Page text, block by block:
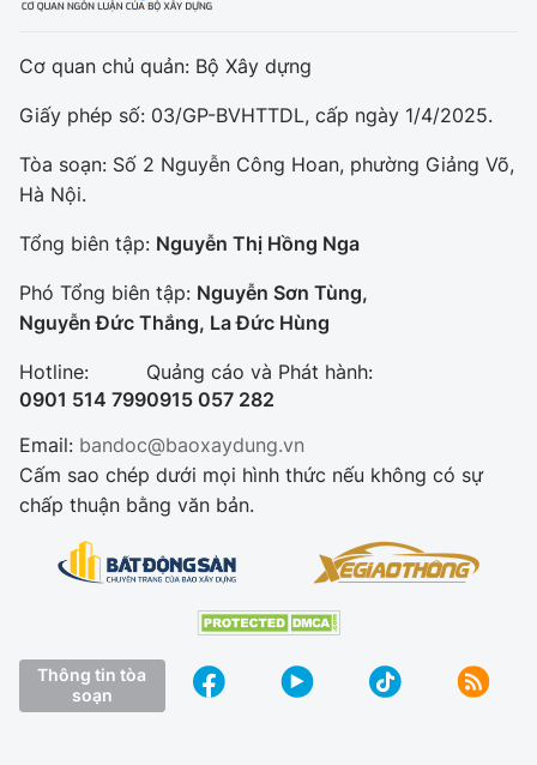
Cơ quan chủ quản: Bộ Xây dựng
Giấy phép số: 03/GP-BVHTTDL, cấp ngày 1/4/2025.
Tòa soạn: Số 2 Nguyễn Công Hoan, phường Giảng Võ,
Hà Nội.
Tổng biên tập: Nguyễn Thị Hồng Nga
Phó Tổng biên tập: Nguyễn Sơn Tùng,
Nguyễn Đức Thắng, La Đức Hùng
Hotline:
0901 514 799
Quảng cáo và Phát hành:
0915 057 282
Email: bandoc@baoxaydung.vn
Cấm sao chép dưới mọi hình thức nếu không có sự
chấp thuận bằng văn bản.
Thông tin tòa
soạn